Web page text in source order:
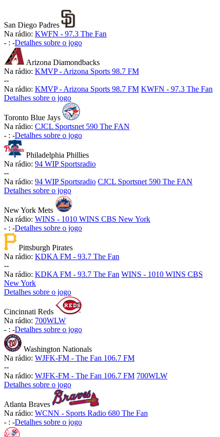
San Diego Padres
Na rádio: KWFN - 97.3 The Fan
- : -Detalhes sobre o jogo
Arizona Diamondbacks
Na rádio: KMVP - Arizona Sports 98.7 FM
--
Na rádio: KMVP - Arizona Sports 98.7 FM KWFN - 97.3 The Fan
Detalhes sobre o jogo
Toronto Blue Jays
Na rádio: CJCL Sportsnet 590 The FAN
- : -Detalhes sobre o jogo
Philadelphia Phillies
Na rádio: 94 WIP Sportsradio
--
Na rádio: 94 WIP Sportsradio CJCL Sportsnet 590 The FAN
Detalhes sobre o jogo
New York Mets
Na rádio: WINS - 1010 WINS CBS New York
- : -Detalhes sobre o jogo
Pittsburgh Pirates
Na rádio: KDKA FM - 93.7 The Fan
--
Na rádio: KDKA FM - 93.7 The Fan WINS - 1010 WINS CBS
New York
Detalhes sobre o jogo
Cincinnati Reds
Na rádio: 700WLW
- : -Detalhes sobre o jogo
Washington Nationals
Na rádio: WJFK-FM - The Fan 106.7 FM
--
Na rádio: WJFK-FM - The Fan 106.7 FM 700WLW
Detalhes sobre o jogo
Atlanta Braves
Na rádio: WCNN - Sports Radio 680 The Fan
- : -Detalhes sobre o jogo